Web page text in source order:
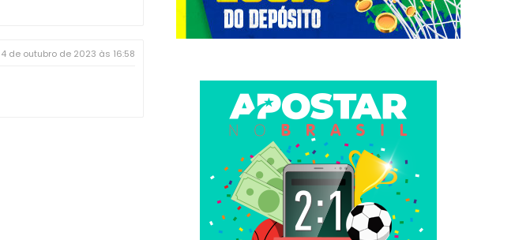
4 de outubro de 2023 às 16:58